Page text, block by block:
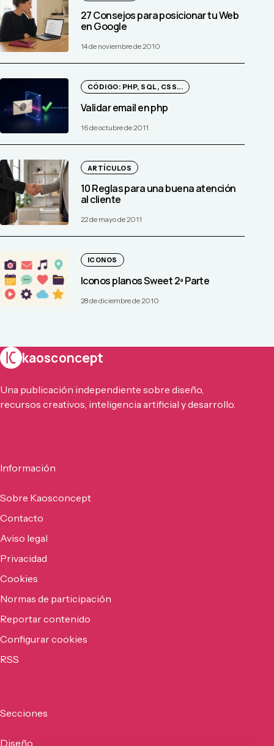
27 Consejos para posicionar tu Web
en Google
14 de noviembre de 2010
CÓDIGO: PHP, SQL, CSS...
Validar email en php
16 de octubre de 2011
ARTÍCULOS
10 Reglas para una buena atención
al cliente
22 de mayo de 2011
ICONOS
Iconos planos Sweet 2ª Parte
28 de diciembre de 2010
kaosconcept
Una publicación independiente sobre diseño,
recursos creativos, inteligencia artificial y desarrollo.
Información
Sobre Kaosconcept
Contacto
Aviso legal
Privacidad
Cookies
Normas de participación
Reportar contenido
Configurar cookies
RSS
Secciones
Diseño